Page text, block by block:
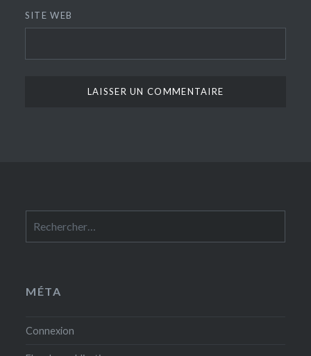
SITE WEB
MÉTA
Connexion